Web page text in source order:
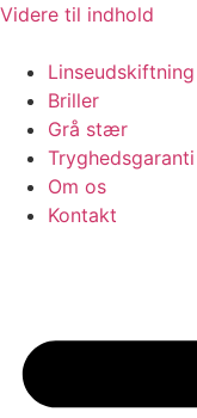
Videre til indhold
Linseudskiftning
Briller
Grå stær
Tryghedsgaranti
Om os
Kontakt